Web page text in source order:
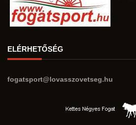
ELÉRHETŐSÉG
fogatsport@lovasszovetseg.hu